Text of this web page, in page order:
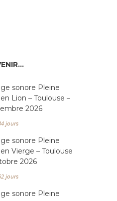
sonore Pleine
Lion – Toulouse –
2026
jours
sonore Pleine
Vierge – Toulouse
2026
jours
sonore Pleine